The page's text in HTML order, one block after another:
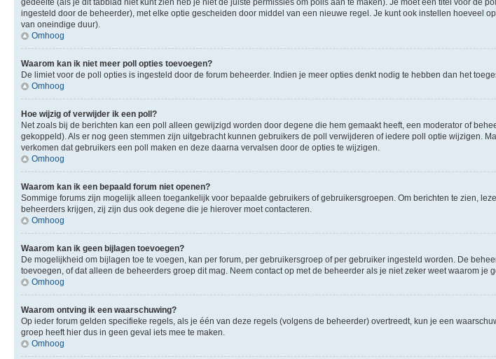
gedeelte (als je dit tabblad niet kunt zien heb je niet de juiste permissies om polls aan te maken). Je moet een titel voor
ingesteld door de beheerder), met elke optie gescheiden door middel van een nieuwe regel. Je kunt ook instellen hoeveel
van oneindige duur).
Omhoog
Waarom kan ik niet meer poll opties toevoegen?
De limiet voor de poll opties is ingesteld door de forum beheerder. Indien je meer opties denkt nodig te hebben dan het
Omhoog
Hoe wijzig of verwijder ik een poll?
Net zoals bij de berichten kan een poll alleen gewijzigd worden door degene die hem gemaakt heeft, een moderator of
gekoppeld). Als er nog geen stemmen zijn uitgebracht kunnen gebruikers de poll verwijderen of iedere poll optie wijzigen.
verkomen dat gebruikers een poll maken en deze daarna vervalsen door de opties te wijzigen.
Omhoog
Waarom kan ik een bepaald forum niet openen?
Sommige forums zijn mogelijk alleen toegankelijk voor bepaalde gebruikers of gebruikersgroepen. Om berichten te zien,
beheerders krijgen, zij zijn dus ook degene die je hierover moet contacteren.
Omhoog
Waarom kan ik geen bijlagen toevoegen?
De mogelijkheid om bijlagen toe te voegen, kan per forum, per gebruikersgroep of per gebruiker ingesteld worden. De
toevoegen, of dat alleen de beheerders groep dit mag. Neem contact op met de beheerder als je niet zeker weet waarom je
Omhoog
Waarom ontving ik een waarschuwing?
Op ieder forum gelden specifieke regels, als je één van deze regels (volgens de beheerder) overtreedt, kun je een
groep heeft hier dus in geen geval iets mee te maken.
Omhoog